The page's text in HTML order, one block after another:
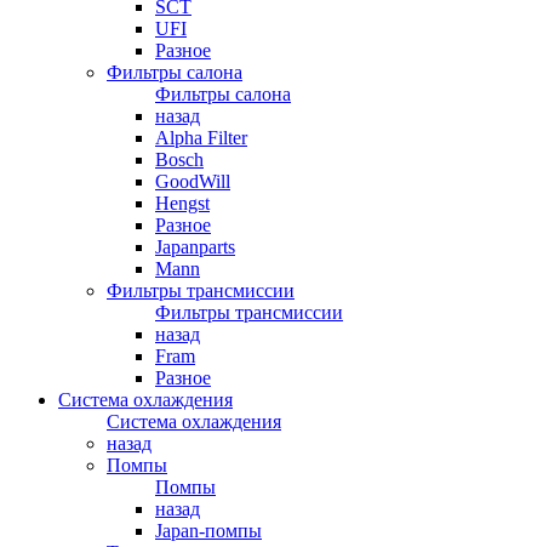
SCT
UFI
Разное
Фильтры салона
Фильтры салона
назад
Alpha Filter
Bosch
GoodWill
Hengst
Разное
Japanparts
Mann
Фильтры трансмиссии
Фильтры трансмиссии
назад
Fram
Разное
Система охлаждения
Система охлаждения
назад
Помпы
Помпы
назад
Japan-помпы